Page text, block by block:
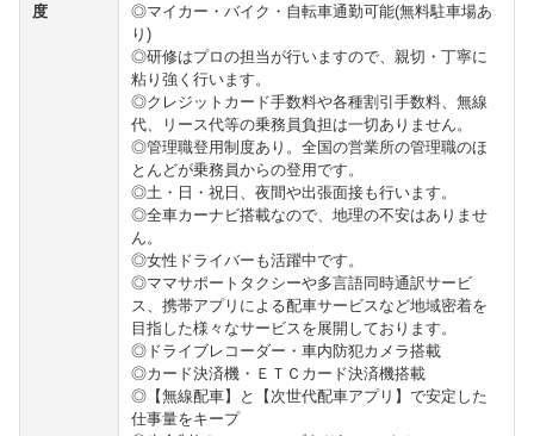
度
◎マイカー・バイク・自転車通勤可能(無料駐車場あ
り)
◎研修はプロの担当が行いますので、親切・丁寧に
粘り強く行います。
◎クレジットカード手数料や各種割引手数料、無線
代、リース代等の乗務員負担は一切ありません。
◎管理職登用制度あり。全国の営業所の管理職のほ
とんどが乗務員からの登用です。
◎土・日・祝日、夜間や出張面接も行います。
◎全車カーナビ搭載なので、地理の不安はありませ
ん。
◎女性ドライバーも活躍中です。
◎ママサポートタクシーや多言語同時通訳サービ
ス、携帯アプリによる配車サービスなど地域密着を
目指した様々なサービスを展開しております。
◎ドライブレコーダー・車内防犯カメラ搭載
◎カード決済機・ＥＴＣカード決済機搭載
◎【無線配車】と【次世代配車アプリ】で安定した
仕事量をキープ